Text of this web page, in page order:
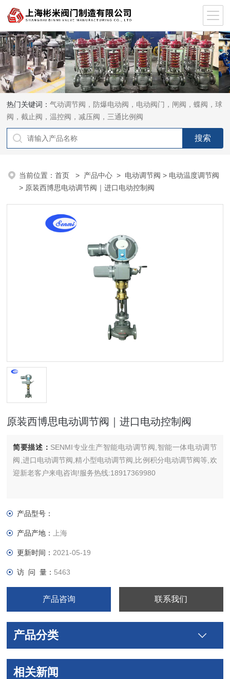
热门关键词：气动调节阀，防爆电动阀，电动阀门，闸阀，蝶阀，球
阀，截止阀，温控阀，减压阀，三通比例阀
当前位置：首页 > 产品中心 > 电动调节阀 > 电动温度调节阀
> 原装西博思电动调节阀｜进口电动控制阀
原装西博思电动调节阀｜进口电动控制阀
简要描述： SENMI专业生产智能电动调节阀,智能一体电动调节
阀,进口电动调节阀,精小型电动调节阀,比例积分电动调节阀等,欢
迎新老客户来电咨询!服务热线:18917369980
产品型号：
产品产地： 上海
更新时间： 2021-05-19
访 问 量： 5463
产品咨询 联系我们
产品分类
相关新闻